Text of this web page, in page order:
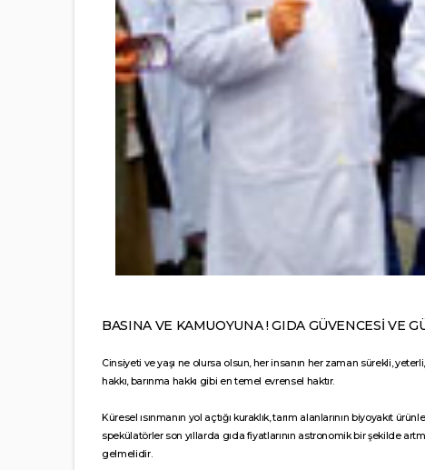
BASINA VE KAMUOYUNA ! GIDA GÜVENCESİ VE
Cinsiyeti ve yaşı ne olursa olsun, her insanın her zaman sürekli,
hakkı, barınma hakkı gibi en temel evrensel haktır.
Küresel ısınmanın yol açtığı kuraklık, tarım alanlarının biyoyakıt
spekülatörler son yıllarda gıda fiyatlarının astronomik bir şekilde
gelmelidir.